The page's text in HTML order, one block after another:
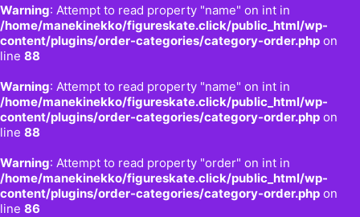
Warning: Attempt to read property "name" on int in
/home/manekinekko/figureskate.click/public_html/wp-
content/plugins/order-categories/category-order.php on
line 88
Warning: Attempt to read property "name" on int in
/home/manekinekko/figureskate.click/public_html/wp-
content/plugins/order-categories/category-order.php on
line 88
Warning: Attempt to read property "order" on int in
/home/manekinekko/figureskate.click/public_html/wp-
content/plugins/order-categories/category-order.php on
line 86